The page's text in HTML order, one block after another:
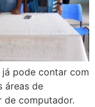
pode contar com
áreas de
de computador.